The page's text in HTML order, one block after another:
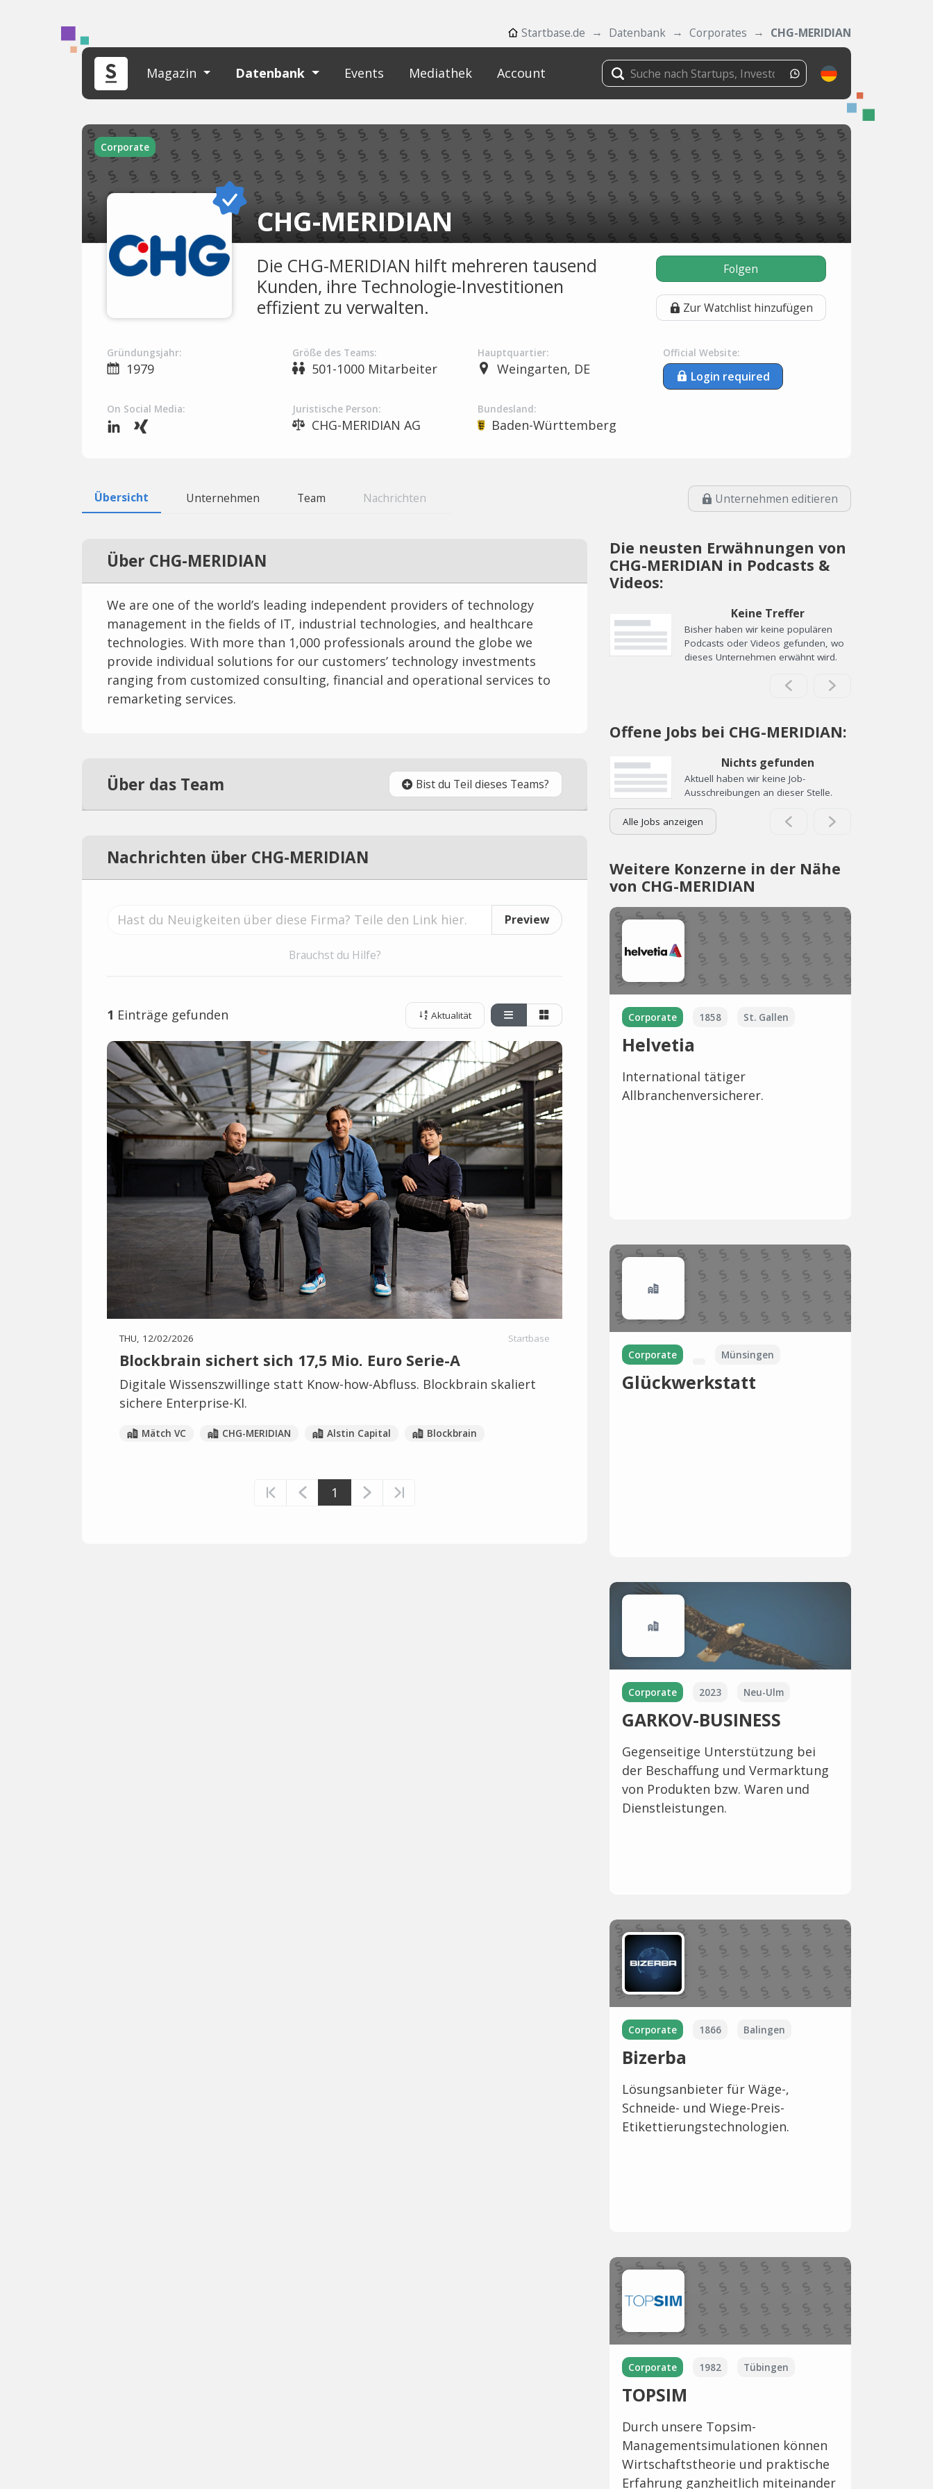
Startbase.de Datenbank Corporates CHG-MERIDIAN
Magazin Datenbank Events Mediathek Account
Corporate
CHG-MERIDIAN
Die CHG-MERIDIAN hilft mehreren tausend
Kunden, ihre Technologie-Investitionen
effizient zu verwalten.
Folgen
Zur Watchlist hinzufügen
Gründungsjahr:
1979
Größe des Teams:
501-1000 Mitarbeiter
Hauptquartier:
Weingarten, DE
Official Website:
Login required
On Social Media: Juristische Person:
CHG-MERIDIAN AG
Bundesland:
Baden-Württemberg
Übersicht Unternehmen Team Nachrichten Unternehmen editieren
Über CHG-MERIDIAN
We are one of the world’s leading independent providers of technology
management in the fields of IT, industrial technologies, and healthcare
technologies. With more than 1,000 professionals around the globe we
provide individual solutions for our customers’ technology investments
ranging from customized consulting, financial and operational services to
remarketing services.
Über das Team Bist du Teil dieses Teams?
Nachrichten über CHG-MERIDIAN
Preview
Brauchst du Hilfe?
1 Einträge gefunden Aktualität
THU, 12/02/2026 Startbase
Blockbrain sichert sich 17,5 Mio. Euro Serie-A
Digitale Wissenszwillinge statt Know-how-Abfluss. Blockbrain skaliert
sichere Enterprise-KI.
Mätch VC CHG-MERIDIAN Alstin Capital Blockbrain
1
Die neusten Erwähnungen von
CHG-MERIDIAN in Podcasts &
Videos:
Keine Treffer
Bisher haben wir keine populären
Podcasts oder Videos gefunden, wo
dieses Unternehmen erwähnt wird.
Offene Jobs bei CHG-MERIDIAN:
Nichts gefunden
Aktuell haben wir keine Job-
Ausschreibungen an dieser Stelle.
Alle Jobs anzeigen
Weitere Konzerne in der Nähe
von CHG-MERIDIAN
Corporate 1858 St. Gallen
Helvetia
International tätiger
Allbranchenversicherer.
Corporate Münsingen
Glückwerkstatt
Corporate 2023 Neu-Ulm
GARKOV-BUSINESS
Gegenseitige Unterstützung bei
der Beschaffung und Vermarktung
von Produkten bzw. Waren und
Dienstleistungen.
Corporate 1866 Balingen
Bizerba
Lösungsanbieter für Wäge-,
Schneide- und Wiege-Preis-
Etikettierungstechnologien.
Corporate 1982 Tübingen
TOPSIM
Durch unsere Topsim-
Managementsimulationen können
Wirtschaftstheorie und praktische
Erfahrung ganzheitlich miteinander